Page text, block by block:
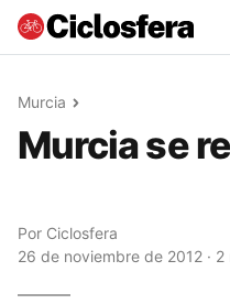
Murcia
Murcia se
Por Ciclosfera
26 de noviembre de 2012 ·